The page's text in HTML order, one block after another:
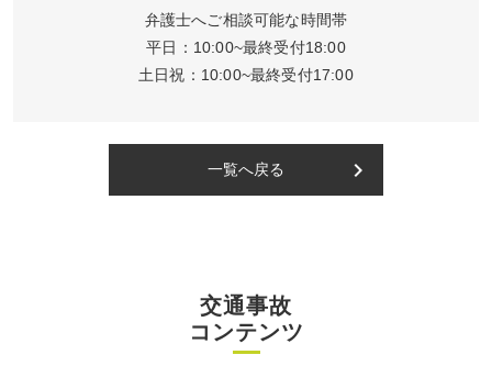
弁護士へご相談可能な時間帯
平日：10:00~最終受付18:00
土日祝：10:00~最終受付17:00
一覧へ戻る keyboard_arrow_right
交通事故
コンテンツ